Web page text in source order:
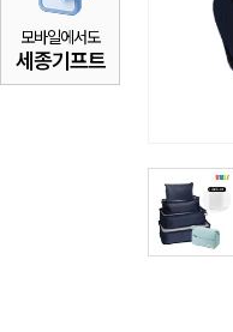
모바일에서도
세종기프트